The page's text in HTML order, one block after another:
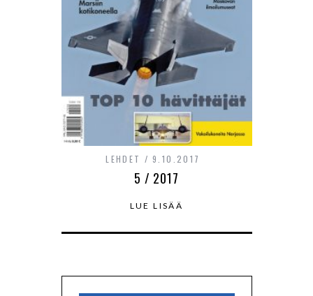
LEHDET 9.10.2017
5 / 2017
LUE LISÄÄ